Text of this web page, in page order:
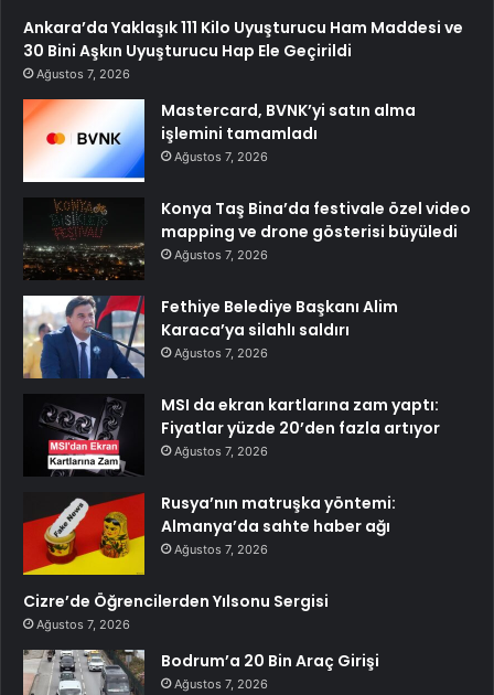
Ankara’da Yaklaşık 111 Kilo Uyuşturucu Ham Maddesi ve
30 Bini Aşkın Uyuşturucu Hap Ele Geçirildi
Ağustos 7, 2026
Mastercard, BVNK’yi satın alma
işlemini tamamladı
Ağustos 7, 2026
Konya Taş Bina’da festivale özel video
mapping ve drone gösterisi büyüledi
Ağustos 7, 2026
Fethiye Belediye Başkanı Alim
Karaca’ya silahlı saldırı
Ağustos 7, 2026
MSI da ekran kartlarına zam yaptı:
Fiyatlar yüzde 20’den fazla artıyor
Ağustos 7, 2026
Rusya’nın matruşka yöntemi:
Almanya’da sahte haber ağı
Ağustos 7, 2026
Cizre’de Öğrencilerden Yılsonu Sergisi
Ağustos 7, 2026
Bodrum’a 20 Bin Araç Girişi
Ağustos 7, 2026